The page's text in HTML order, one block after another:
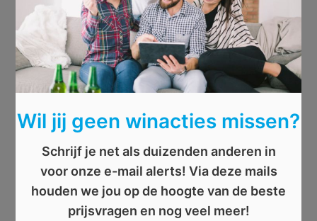
Wil jij geen winacties missen?
Schrijf je net als duizenden anderen in
voor onze e-mail alerts! Via deze mails
houden we jou op de hoogte van de beste
prijsvragen en nog veel meer!